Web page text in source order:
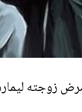
زوجته